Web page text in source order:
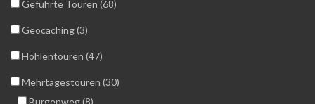
Geführte Touren (68)
Geocaching (3)
Höhlentouren (47)
Mehrtagestouren (30)
Burgenweg (8)